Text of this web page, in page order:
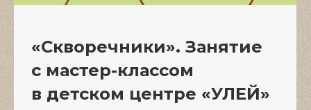
«Скворечники». Занятие
с мастер-классом
в детском центре «УЛЕЙ»